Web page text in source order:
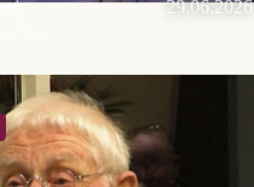
29.06.2026